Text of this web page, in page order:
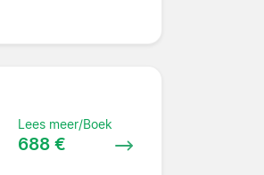
Lees meer/Boek
688 €